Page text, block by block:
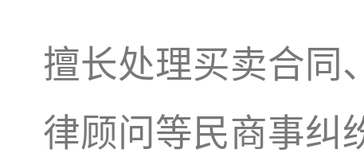
擅长处理买卖合同
律顾问等民商事纠